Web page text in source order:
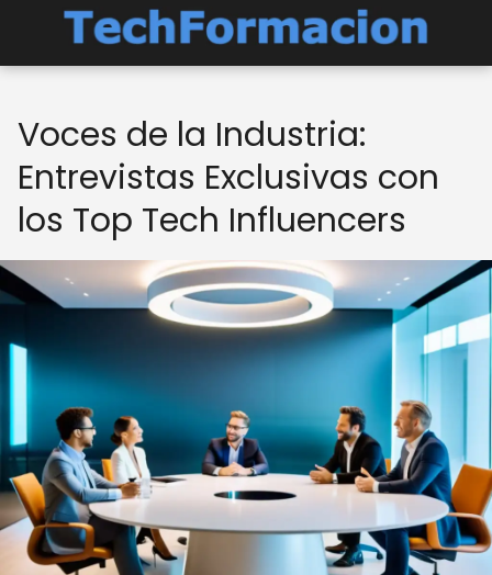
Voces de la Industria:
Entrevistas Exclusivas con
los Top Tech Influencers